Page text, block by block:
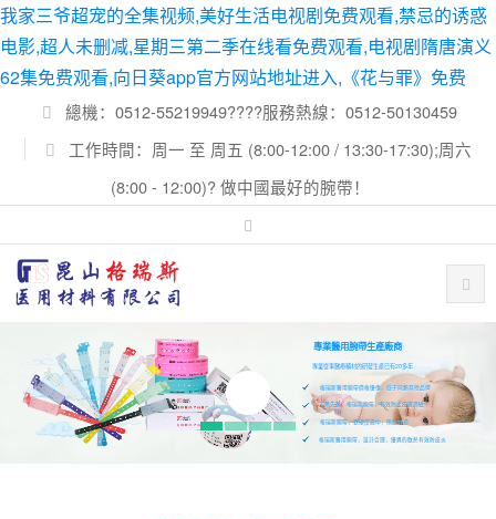
我家三爷超宠的全集视频,美好生活电视剧免费观看,禁忌的诱惑
电影,超人未删减,星期三第二季在线看免费观看,电视剧隋唐演义
62集免费观看,向日葵app官方网站地址进入,《花与罪》免费
總機：0512-55219949????服務熱線：0512-50130459
工作時間：周一 至 周五 (8:00-12:00 / 13:30-17:30);周六
(8:00 - 12:00)? 做中國最好的腕帶！
專業醫用腕帶生產廠商
專業從事醫療輔材的研發生產已有20多年
格瑞斯醫用腕帶價格優惠，低于同類其他品牌
工藝先進，格瑞斯腕帶，有效防止皮膚過敏
格瑞斯腕帶，軟硬度適中，佩戴舒適
格瑞斯醫用腕帶，設計合理，優異的散熱有效防皮炎